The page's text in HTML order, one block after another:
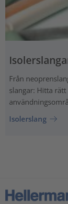
Från
slangar: Hitta
Isolerslang